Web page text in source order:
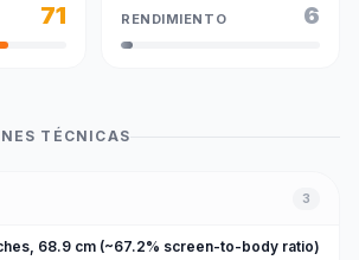
71 RENDIMIENTO 6
TÉCNICAS
3
68.9 cm (~67.2% screen-to-body ratio)